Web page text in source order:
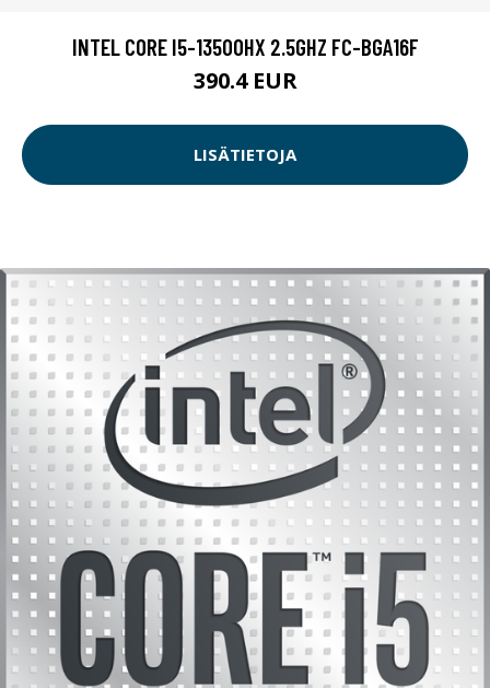
INTEL CORE I5-13500HX 2.5GHZ FC-BGA16F
390.4 EUR
LISÄTIETOJA